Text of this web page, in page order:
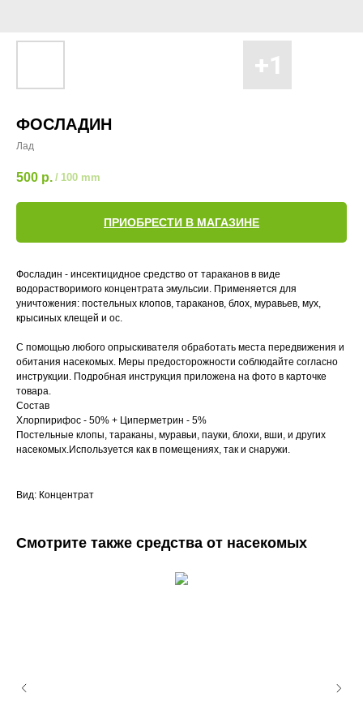
ФОСЛАДИН
Лад
500 р. / 100 mm
ПРИОБРЕСТИ В МАГАЗИНЕ
Фосладин - инсектицидное средство от тараканов в виде
водорастворимого концентрата эмульсии. Применяется для
уничтожения: постельных клопов, тараканов, блох, муравьев, мух,
крысиных клещей и ос.
С помощью любого опрыскивателя обработать места передвижения и
обитания насекомых. Меры предосторожности соблюдайте согласно
инструкции. Подробная инструкция приложена на фото в карточке
товара.
Состав
Хлорпирифос - 50% + Циперметрин - 5%
Постельные клопы, тараканы, муравьи, пауки, блохи, вши, и других
насекомых.Используется как в помещениях, так и снаружи.
Вид: Концентрат
Смотрите также средства от насекомых